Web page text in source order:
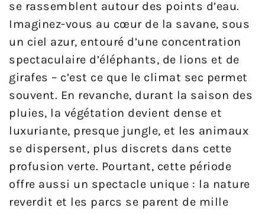
se rassemblent autour des points d’eau.
Imaginez-vous au cœur de la savane, sous
un ciel azur, entouré d’une concentration
spectaculaire d’éléphants, de lions et de
girafes – c’est ce que le climat sec permet
souvent. En revanche, durant la saison des
pluies, la végétation devient dense et
luxuriante, presque jungle, et les animaux
se dispersent, plus discrets dans cette
profusion verte. Pourtant, cette période
offre aussi un spectacle unique : la nature
reverdit et les parcs se parent de mille